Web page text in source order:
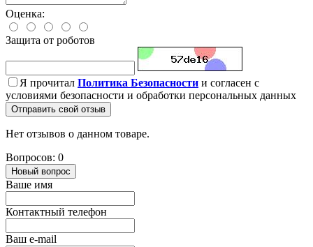
Оценка:
Защита от роботов
Я прочитал Политика Безопасности и согласен с
условиями безопасности и обработки персональных данных
Отправить свой отзыв
Нет отзывов о данном товаре.
Вопросов: 0
Новый вопрос
Ваше имя
Контактный телефон
Ваш e-mail